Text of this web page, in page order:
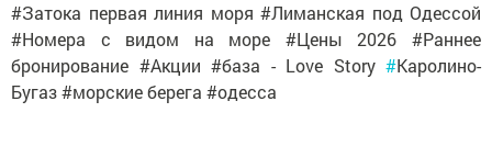
#Затока первая линия моря #Лиманская под Одессой
#Номера с видом на море #Цены 2026 #Раннее
бронирование #Акции #база - Love Story #Каролино-
Бугаз #морские берега #одесса